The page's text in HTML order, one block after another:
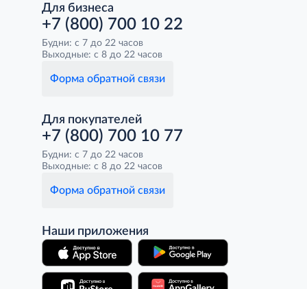
Для бизнеса
+7 (800) 700 10 22
Будни: с 7 до 22 часов
Выходные: с 8 до 22 часов
Форма обратной связи
Для покупателей
+7 (800) 700 10 77
Будни: с 7 до 22 часов
Выходные: с 8 до 22 часов
Форма обратной связи
Наши приложения